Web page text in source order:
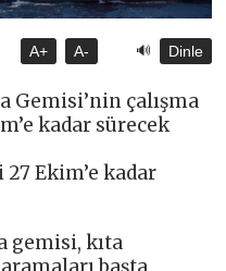
A+ A- 🔊 Dinle
Gemisi’nin çalışma
kadar sürecek
Ekim’e kadar
gemisi, kıta